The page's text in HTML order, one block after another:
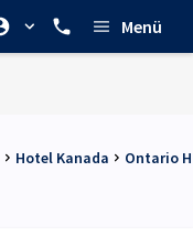
Menü
Hotel Kanada Ontario